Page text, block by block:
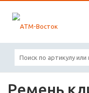
Ремень